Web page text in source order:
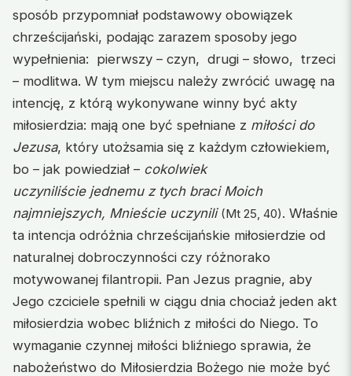
sposób przypomniał podstawowy obowiązek
chrześcijański, podając zarazem sposoby jego
wypełnienia: pierwszy – czyn, drugi – słowo, trzeci
– modlitwa. W tym miejscu należy zwrócić uwagę na
intencję, z którą wykonywane winny być akty
miłosierdzia: mają one być spełniane z miłości do
Jezusa, który utożsamia się z każdym człowiekiem,
bo – jak powiedział – cokolwiek
uczyniliście jednemu z tych braci Moich
najmniejszych, Mnieście uczynili (Mt 25, 40). Właśnie
ta intencja odróżnia chrześcijańskie miłosierdzie od
naturalnej dobroczynności czy różnorako
motywowanej filantropii. Pan Jezus pragnie, aby
Jego czciciele spełnili w ciągu dnia chociaż jeden akt
miłosierdzia wobec bliźnich z miłości do Niego. To
wymaganie czynnej miłości bliźniego sprawia, że
nabożeństwo do Miłosierdzia Bożego nie może być